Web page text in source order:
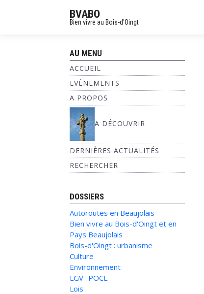
BVABO
Bien vivre au Bois-d'Oingt
AU MENU
ACCUEIL
EVÈNEMENTS
A PROPOS
A DÉCOUVRIR
DERNIÈRES ACTUALITÉS
RECHERCHER
DOSSIERS
Autoroutes en Beaujolais
Bien vivre au Bois-d'Oingt et en
Pays Beaujolais
Bois-d'Oingt : urbanisme
Culture
Environnement
LGV- POCL
Lois